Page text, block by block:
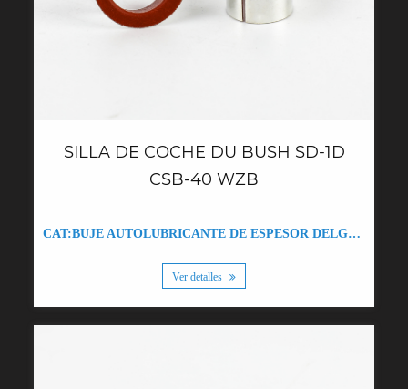
SILLA DE COCHE DU BUSH SD-1D
CSB-40 WZB
CAT:BUJE AUTOLUBRICANTE DE ESPESOR DELGADO WZB-0.5 DU
Ver detalles